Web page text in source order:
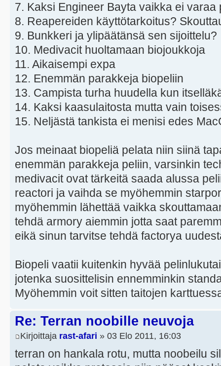
7. Kaksi Engineer Bayta vaikka ei varaa
8. Reapereiden käyttötarkoitus?
9. Bunkkeri ja ylipäätänsä sen sijoittelu?
10. Medivacit huoltamaan biojoukkoja
11. Aikaisempi expa
12. Enemmän parakkeja biopeliin
13. Campista turha huudella kun
14. Kaksi kaasulaitosta mutta vain
15. Neljästä tankista ei menisi edes
Jos meinaat biopeliä pelata niin siinä
enemmän parakkeja peliin, varsinkin
medivacit ovat tärkeitä saada alussa
reactori ja vaihda se myöhemmin
myöhemmin lähettää vaikka
tehdä armory aiemmin jotta saat
eikä sinun tarvitse tehdä factorya
Biopeli vaatii kuitenkin hyvää
jotenka suosittelisin ennemminkin
Myöhemmin voit sitten taitojen
Re: Terran noobille neuvoja
Kirjoittaja rast-afari » 03 Elo 2011, 16:03
terran on hankala rotu, mutta noobeilu